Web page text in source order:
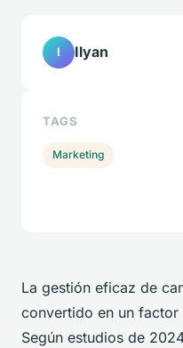
La gestión eficaz de
convertido en un
Según estudios de
I Ilyan
TAGS
Marketing